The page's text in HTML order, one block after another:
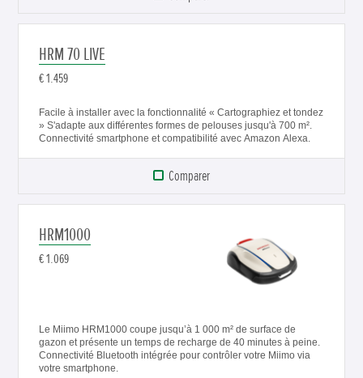
HRM 70 LIVE
€ 1.459
Facile à installer avec la fonctionnalité « Cartographiez et tondez
» S'adapte aux différentes formes de pelouses jusqu'à 700 m².
Connectivité smartphone et compatibilité avec Amazon Alexa.
Comparer
HRM1000
€ 1.069
Le Miimo HRM1000 coupe jusqu’à 1 000 m² de surface de
gazon et présente un temps de recharge de 40 minutes à peine.
Connectivité Bluetooth intégrée pour contrôler votre Miimo via
votre smartphone.